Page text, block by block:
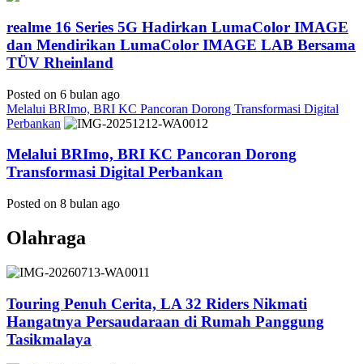
realme 16 Series 5G Hadirkan LumaColor IMAGE
dan Mendirikan LumaColor IMAGE LAB Bersama
TÜV Rheinland
Posted on 6 bulan ago
Melalui BRImo, BRI KC Pancoran Dorong Transformasi Digital
Perbankan
Melalui BRImo, BRI KC Pancoran Dorong
Transformasi Digital Perbankan
Posted on 8 bulan ago
Olahraga
Touring Penuh Cerita, LA 32 Riders Nikmati
Hangatnya Persaudaraan di Rumah Panggung
Tasikmalaya